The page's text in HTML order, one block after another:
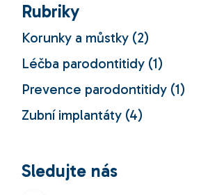
Rubriky
Korunky a můstky (2)
Léčba parodontitidy (1)
Prevence parodontitidy (1)
Zubní implantáty (4)
Sledujte nás